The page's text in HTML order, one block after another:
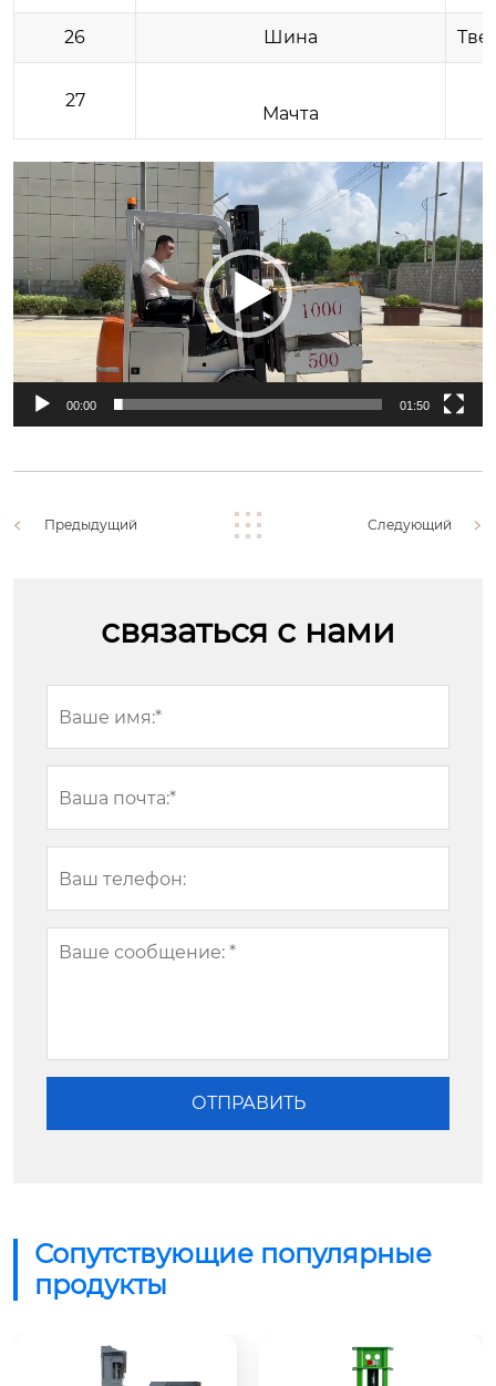
26 Шина
27
Мачта
视
频
放
器
00:00 01:50
Предыдущий Следующий
связаться с нами
Сопутствующие популярные
продукты